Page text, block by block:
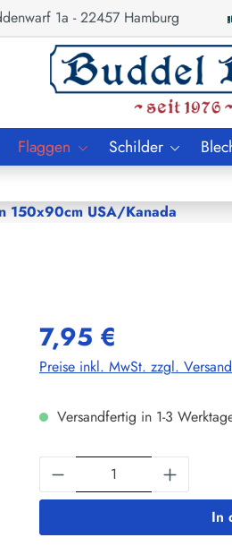
1a - 22457 Hamburg
Flaggen Schilder
150x90cm USA/Kanada
7,95 €
Preise inkl. MwSt. zzgl.
Versandfertig in 1-3
Produkt Anzahl:
In